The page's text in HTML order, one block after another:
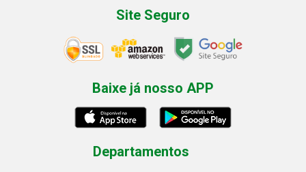
Site Seguro
Baixe já nosso APP
Departamentos